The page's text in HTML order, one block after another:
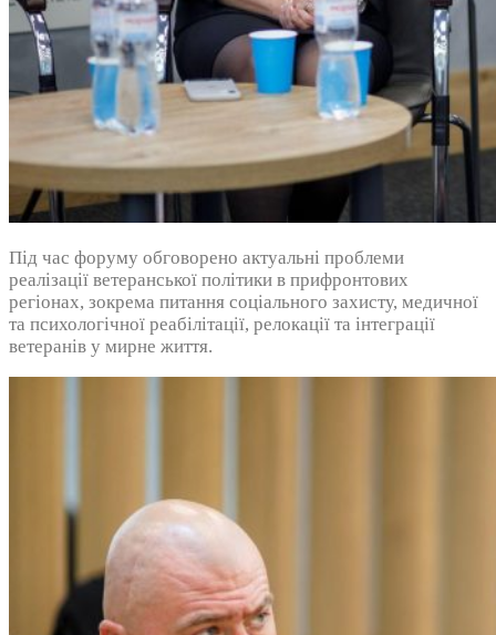
Під час форуму обговорено актуальні проблеми
реалізації ветеранської політики в прифронтових
регіонах, зокрема питання соціального захисту, медичної
та психологічної реабілітації, релокації та інтеграції
ветеранів у мирне життя.